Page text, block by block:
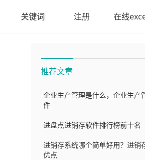
关键词 注册 在线
推荐文章
企业生产管理是什么，企业生产
件
进盘点进销存软件排行榜前十名
进销存系统哪个简单好用？进销
优点